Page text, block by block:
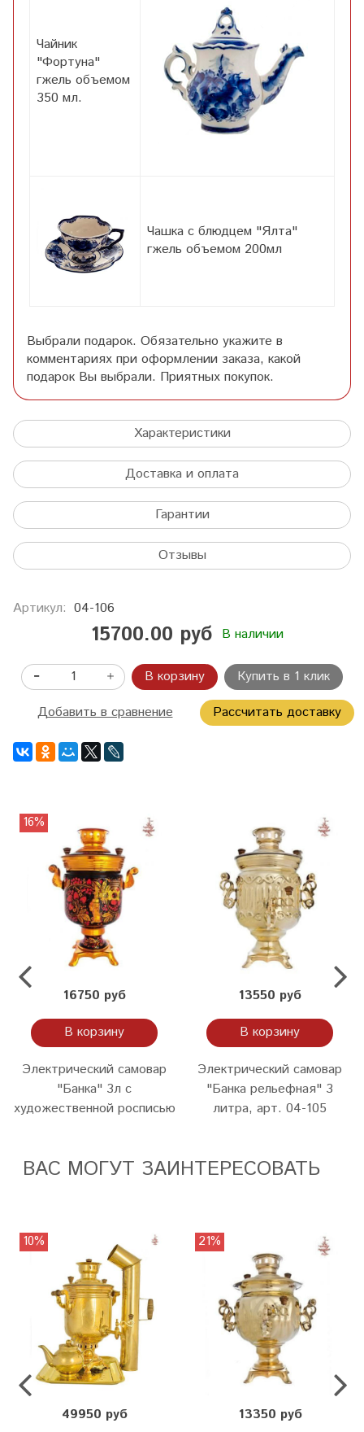
Чайник
"Фортуна"
гжель объемом
350 мл.
Чашка с блюдцем "Ялта"
гжель объемом 200мл
Выбрали подарок. Обязательно укажите в
комментариях при оформлении заказа, какой
подарок Вы выбрали. Приятных покупок.
Характеристики
Доставка и оплата
Гарантии
Отзывы
Артикул: 04-106
15700.00 руб В наличии
В корзину
Купить в 1 клик
Добавить в сравнение
Рассчитать доставку
16%
16750 руб
В корзину
Электрический самовар
"Банка" 3л с
художественной росписью
13550 руб
В корзину
Электрический самовар
"Банка рельефная" 3
литра, арт. 04-105
ВАС МОГУТ ЗАИНТЕРЕСОВАТЬ
10%
49950 руб
21%
13350 руб